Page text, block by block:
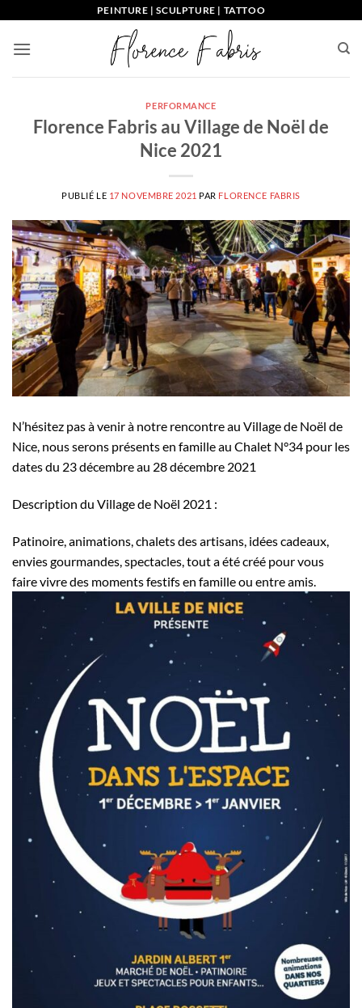
contenu
PEINTURE | SCULPTURE | TATTOO
PERFORMANCE
Florence Fabris au Village de Noël de
Nice 2021
PUBLIÉ LE 17 NOVEMBRE 2021 PAR FLORENCE FABRIS
N’hésitez pas à venir à notre rencontre au Village de Noël de
Nice, nous serons présents en famille au Chalet N°34 pour les
dates du 23 décembre au 28 décembre 2021
Description du Village de Noël 2021 :
Patinoire, animations, chalets des artisans, idées cadeaux,
envies gourmandes, spectacles, tout a été créé pour vous
faire vivre des moments festifs en famille ou entre amis.